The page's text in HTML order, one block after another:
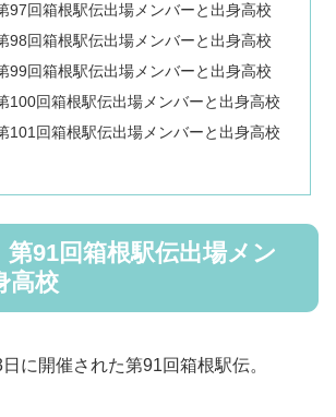
97回箱根駅伝出場メンバーと出身高校
98回箱根駅伝出場メンバーと出身高校
99回箱根駅伝出場メンバーと出身高校
100回箱根駅伝出場メンバーと出身高校
101回箱根駅伝出場メンバーと出身高校
第91回箱根駅伝出場メン
高校
に開催された第91回箱根駅伝。